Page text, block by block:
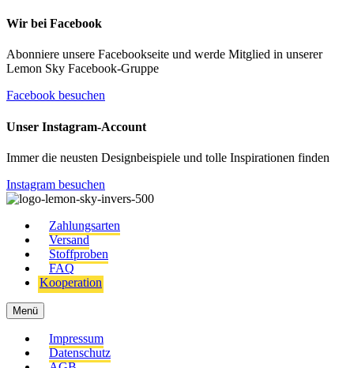
Wir bei Facebook
Abonniere unsere Facebookseite und werde Mitglied in unserer
Lemon Sky Facebook-Gruppe
Facebook besuchen
Unser Instagram-Account
Immer die neusten Designbeispiele und tolle Inspirationen finden
Instagram besuchen
Zahlungsarten
Versand
Stoffproben
FAQ
Kooperation
Menü
Impressum
Datenschutz